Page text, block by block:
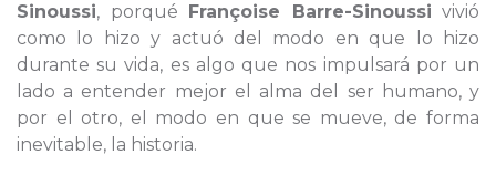
Sinoussi, porqué Françoise Barre-Sinoussi vivió
como lo hizo y actuó del modo en que lo hizo
durante su vida, es algo que nos impulsará por un
lado a entender mejor el alma del ser humano, y
por el otro, el modo en que se mueve, de forma
inevitable, la historia.